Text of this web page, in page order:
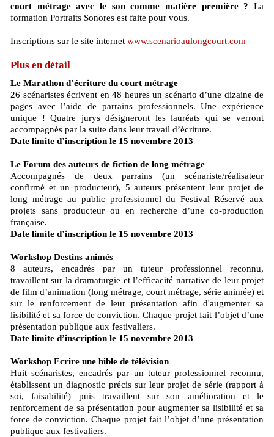
court métrage avec le son comme matière première ? La
formation Portraits Sonores est faite pour vous.
Inscriptions sur le site internet www.scenarioaulongcourt.com
Plus en détail
Le Marathon d’écriture du court métrage
26 scénaristes écrivent en 48 heures un scénario d’une dizaine de
pages avec l’aide de parrains professionnels. Une expérience
unique ! Quatre jurys désigneront les lauréats qui se verront
accompagnés par la suite dans leur travail d’écriture.
Date limite d’inscription le 15 novembre 2013
Le Forum des auteurs de fiction de long métrage
Accompagnés de deux parrains (un scénariste/réalisateur
confirmé et un producteur), 5 auteurs présentent leur projet de
long métrage au public professionnel du Festival Réservé aux
projets sans producteur ou en recherche d’une co-production
française.
Date limite d’inscription le 15 novembre 2013
Workshop Destins animés
8 auteurs, encadrés par un tuteur professionnel reconnu,
travaillent sur la dramaturgie et l’efficacité narrative de leur projet
de film d’animation (long métrage, court métrage, série animée) et
sur le renforcement de leur présentation afin d'augmenter sa
lisibilité et sa force de conviction. Chaque projet fait l’objet d’une
présentation publique aux festivaliers.
Date limite d’inscription le 15 novembre 2013
Workshop Ecrire une bible de télévision
Huit scénaristes, encadrés par un tuteur professionnel reconnu,
établissent un diagnostic précis sur leur projet de série (rapport à
soi, faisabilité) puis travaillent sur son amélioration et le
renforcement de sa présentation pour augmenter sa lisibilité et sa
force de conviction. Chaque projet fait l’objet d’une présentation
publique aux festivaliers.